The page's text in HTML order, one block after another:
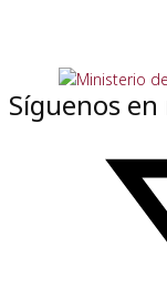
Síguenos